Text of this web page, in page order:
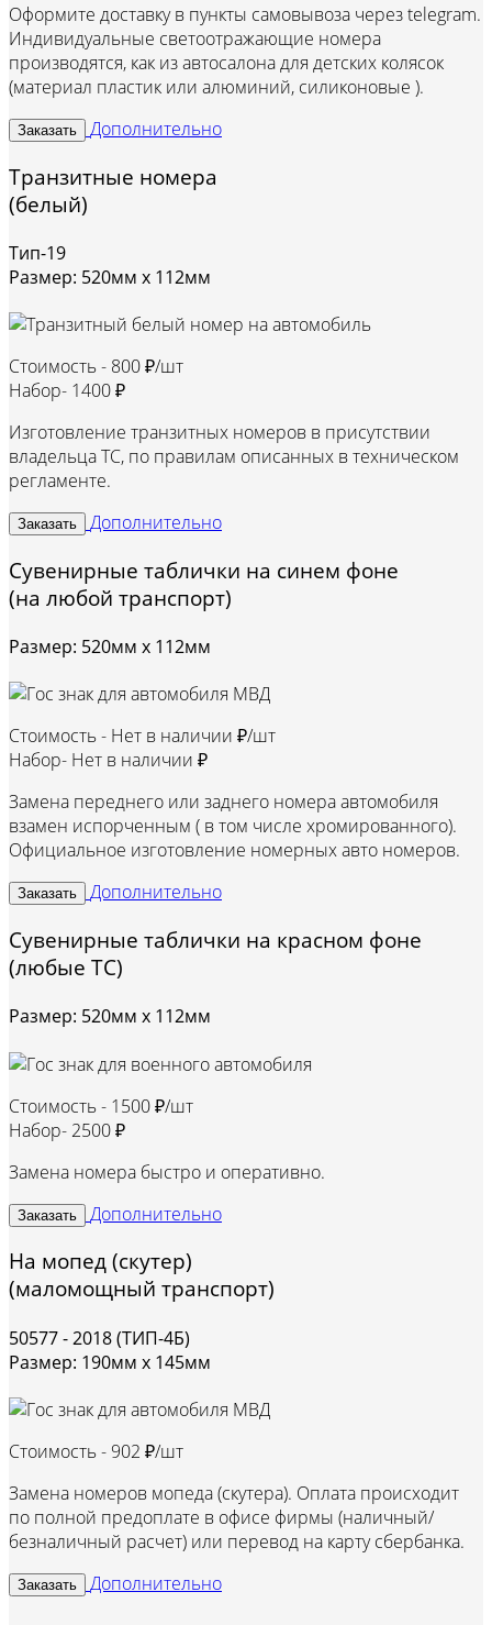
Оформите доставку в пункты самовывоза через telegram.
Индивидуальные светоотражающие номера
производятся, как из автосалона для детских колясок
(материал пластик или алюминий, силиконовые ).
Заказать Дополнительно
Транзитные номера
(белый)
Тип-19
Размер: 520мм х 112мм
Стоимость - 800 ₽/шт
Набор- 1400 ₽
Изготовление транзитных номеров в присутствии
владельца ТС, по правилам описанных в техническом
регламенте.
Заказать Дополнительно
Сувенирные таблички на синем фоне
(на любой транспорт)
Размер: 520мм х 112мм
Стоимость - Нет в наличии ₽/шт
Набор- Нет в наличии ₽
Замена переднего или заднего номера автомобиля
взамен испорченным ( в том числе хромированного).
Официальное изготовление номерных авто номеров.
Заказать Дополнительно
Сувенирные таблички на красном фоне
(любые ТС)
Размер: 520мм х 112мм
Стоимость - 1500 ₽/шт
Набор- 2500 ₽
Замена номера быстро и оперативно.
Заказать Дополнительно
На мопед (скутер)
(маломощный транспорт)
50577 - 2018 (ТИП-4Б)
Размер: 190мм х 145мм
Стоимость - 902 ₽/шт
Замена номеров мопеда (скутера). Оплата происходит
по полной предоплате в офисе фирмы (наличный/
безналичный расчет) или перевод на карту сбербанка.
Заказать Дополнительно